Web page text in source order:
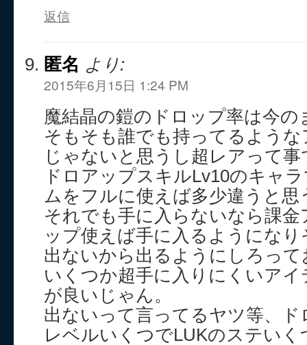
返信
匿名 より:
2015年6月15日 1:24 PM
魔結晶の鎧のドロップ率は今の
そもそも誰でも持ってるよう
じゃないと思うし超レアって
ドロアップスキルLv10のキャ
ムをフルに使えば多少違うと思
それでも手に入らないなら課
ップ使えば手に入るようにな
出ないから出るようにしろっ
いくつか超手に入りにくいア
が良いじゃん。
出ないって言ってるヤツ等、
レベルいくつでLUKのステい